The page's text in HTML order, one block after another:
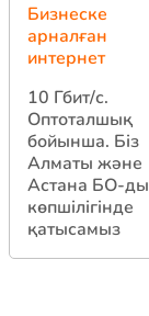
Бизнеске
арналған
интернет
10 Гбит/с.
Оптоталшық
бойынша. Біз
Алматы және
Астана БО-
көпшілігінде
қатысамыз